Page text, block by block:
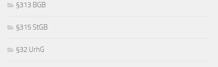
§313 BGB
§315 StGB
§32 UrhG